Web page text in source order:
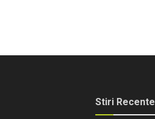
Stiri Recente